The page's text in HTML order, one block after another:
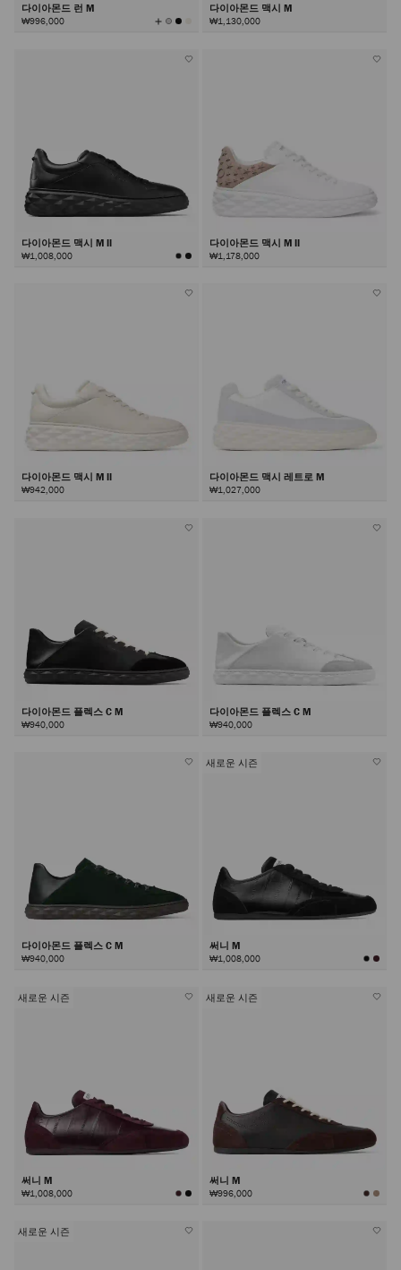
다이아몬드 런 M
₩996,000 모
든
다이아몬드 맥시 M
₩1,130,000
다이아몬드 맥시 M II
₩1,008,000
다이아몬드 맥시 M II
₩1,178,000
다이아몬드 맥시 M II
₩942,000
다이아몬드 맥시 레트로 M
₩1,027,000
다이아몬드 플렉스 C M
₩940,000
다이아몬드 플렉스 C M
₩940,000
다이아몬드 플렉스 C M
₩940,000
새로운 시즌
써니 M
₩1,008,000
새로운 시즌
써니 M
₩1,008,000
새로운 시즌
써니 M
₩996,000
새로운 시즌